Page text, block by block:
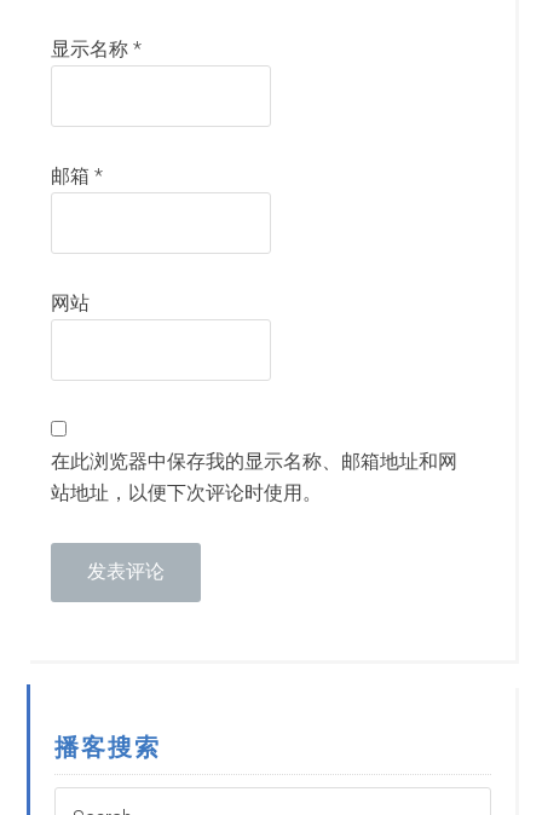
显示名称*
邮箱*
网站
在此浏览器中保存我的显示名称、邮箱地址和网
站地址，以便下次评论时使用。
播客搜索